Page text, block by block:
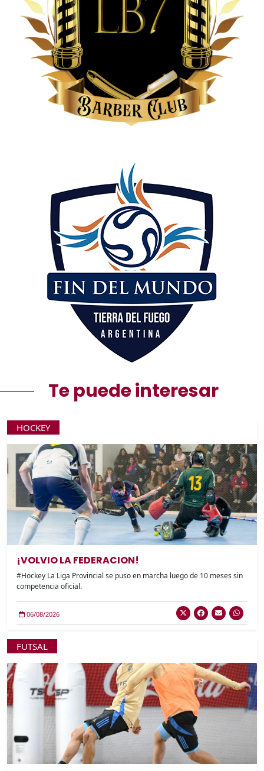
Te puede interesar
HOCKEY
¡VOLVIO LA FEDERACION!
#Hockey La Liga Provincial se puso en marcha luego de 10 meses sin
competencia oficial.
06/08/2026
FUTSAL